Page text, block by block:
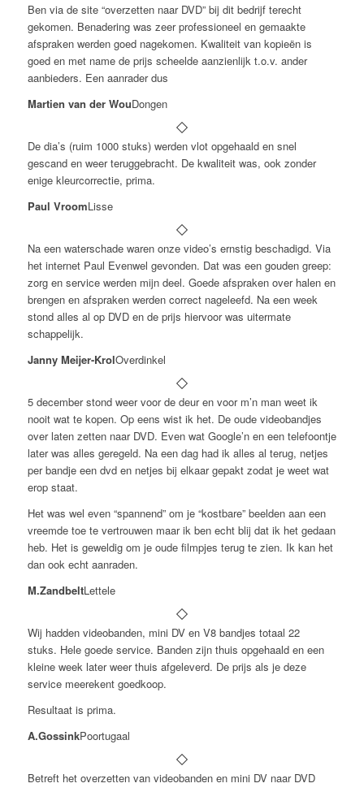
Ben via de site “overzetten naar DVD” bij dit bedrijf terecht
gekomen. Benadering was zeer professioneel en gemaakte
afspraken werden goed nagekomen. Kwaliteit van kopieën is
goed en met name de prijs scheelde aanzienlijk t.o.v. ander
aanbieders. Een aanrader dus
Martien van der WouDongen
De dia’s (ruim 1000 stuks) werden vlot opgehaald en snel
gescand en weer teruggebracht. De kwaliteit was, ook zonder
enige kleurcorrectie, prima.
Paul VroomLisse
Na een waterschade waren onze video’s ernstig beschadigd. Via
het internet Paul Evenwel gevonden. Dat was een gouden greep:
zorg en service werden mijn deel. Goede afspraken over halen en
brengen en afspraken werden correct nageleefd. Na een week
stond alles al op DVD en de prijs hiervoor was uitermate
schappelijk.
Janny Meijer-KrolOverdinkel
5 december stond weer voor de deur en voor m’n man weet ik
nooit wat te kopen. Op eens wist ik het. De oude videobandjes
over laten zetten naar DVD. Even wat Google’n en een telefoontje
later was alles geregeld. Na een dag had ik alles al terug, netjes
per bandje een dvd en netjes bij elkaar gepakt zodat je weet wat
erop staat.
Het was wel even “spannend” om je “kostbare” beelden aan een
vreemde toe te vertrouwen maar ik ben echt blij dat ik het gedaan
heb. Het is geweldig om je oude filmpjes terug te zien. Ik kan het
dan ook echt aanraden.
M.ZandbeltLettele
Wij hadden videobanden, mini DV en V8 bandjes totaal 22
stuks. Hele goede service. Banden zijn thuis opgehaald en een
kleine week later weer thuis afgeleverd. De prijs als je deze
service meerekent goedkoop.
Resultaat is prima.
A.GossinkPoortugaal
Betreft het overzetten van videobanden en mini DV naar DVD